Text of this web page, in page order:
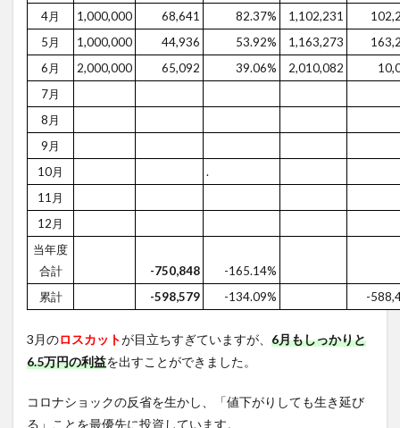
4月
1,000,000 68,641 82.37% 1,102,231
5月
1,000,000 44,936 53.92% 1,163,273
6月
2,000,000 65,092 39.06% 2,010,082
7月
8月
9月
10月
.
11月
12月
当年度
合計
-750,848
-165.14%
累計
-598,579 -134.09% -
3月のロスカットが目立ちすぎていますが、 6月もしっかりと
6.5万円の利益を出すことができました。
コロナショックの反省を生かし、「値下がりしても生き延び
る」ことを最優先に投資しています。